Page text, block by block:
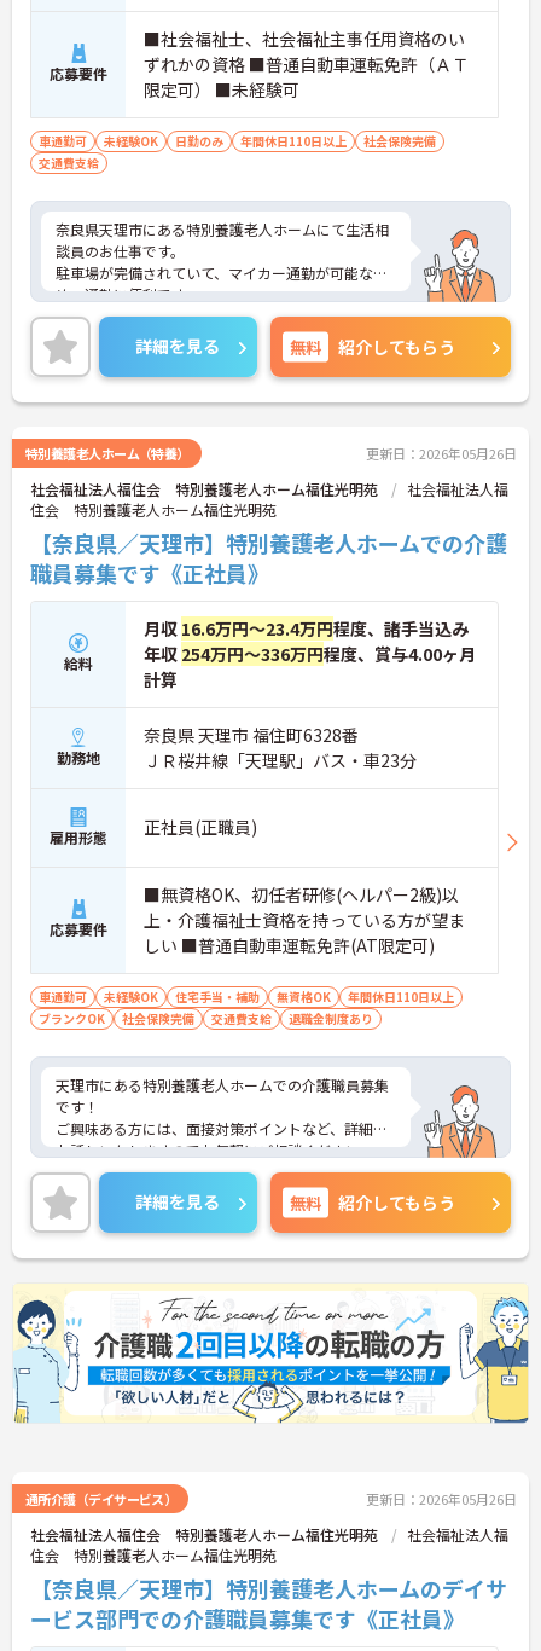
応募要件
■社会福祉士、社会福祉主事任用資格のい
ずれかの資格 ■普通自動車運転免許（ＡＴ
限定可） ■未経験可
車通勤可 未経験OK 日勤のみ 年間休日110日以上
社会保険完備
交通費支給
奈良県天理市にある特別養護老人ホームにて生活相
談員のお仕事です。
駐車場が完備されていて、マイカー通勤が可能なた
め、通勤に便利です。
ご興味ある方には、面接対策ポイントなど、さらに
詳細をお話しいたしますのでお気軽にご相談くださ
い。
詳細を見る 無料 紹介してもらう
特別養護老人ホーム（特養） 更新日：2026年05月26日
社会福祉法人福住会 特別養護老人ホーム福住光明苑
社会福祉法人福
住会 特別養護老人ホーム福住光明苑
【奈良県／天理市】特別養護老人ホームでの介護
職員募集です《正社員》
給料
月収 16.6万円～23.4万円程度、諸手当込み
年収 254万円～336万円程度、賞与4.00ヶ月
計算
勤務地
奈良県 天理市 福住町6328番
ＪＲ桜井線「天理駅」バス・車23分
雇用形態 正社員(正職員)
応募要件
■無資格OK、初任者研修(ヘルパー2級)以
上・介護福祉士資格を持っている方が望ま
しい ■普通自動車運転免許(AT限定可)
車通勤可 未経験OK 住宅手当・補助 無資格OK
年間休日110日以上
ブランクOK
社会保険完備 交通費支給 退職金制度あり
天理市にある特別養護老人ホームでの介護職員募集
です！
ご興味ある方には、面接対策ポイントなど、詳細を
お話しいたしますのでお気軽にご相談ください。
詳細を見る 無料 紹介してもらう
通所介護（デイサービス） 更新日：2026年05月26日
社会福祉法人福住会 特別養護老人ホーム福住光明苑
社会福祉法人福
住会 特別養護老人ホーム福住光明苑
【奈良県／天理市】特別養護老人ホームのデイサ
ービス部門での介護職員募集です《正社員》